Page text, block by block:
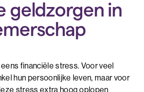
geldzorgen in
financiële stress. Voor veel
hun persoonlijke leven, maar voor
stress extra hoog oplopen